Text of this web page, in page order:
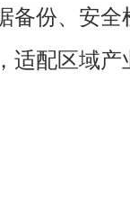
备份、安
适配区域产